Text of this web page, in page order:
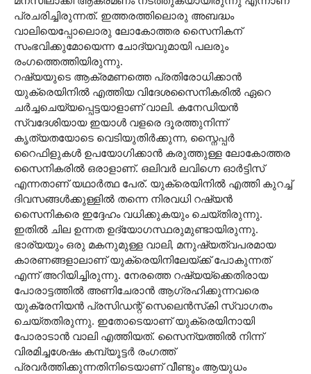
പ്രചരിച്ചിരുന്നത്. ഇത്തരത്തിലൊരു അബ‌ദ്ധം
വാലിയെപ്പോലൊരു ലോകോത്തര സെെനികന്
സംഭവിക്കുമോയെന്ന ചോദ്യവുമായി പലരും
രംഗത്തെത്തിയിരുന്നു.
റഷ്യയുടെ ആക്രമണത്തെ പ്രതിരോധിക്കാൻ
യുക്രെയിനിൽ എത്തിയ വിദേശസൈനികരിൽ ഏറെ
ചർച്ചചെയ്യപ്പെട്ടയാളാണ് വാലി. കനേഡിയൻ
സ്വദേശിയായ ഇയാൾ വളരെ ദൂരത്തുനിന്ന്
കൃത്യതയോടെ വെടിയുതിർക്കുന്ന, സ്നൈപ്പർ
റൈഫിളുകൾ ഉപയോഗിക്കാൻ കരുത്തുള്ള ലോകോത്തര
സൈനികരിൽ ഒരാളാണ്. ഒലിവർ ലവിഗ്നെ ഓർട്ടിസ്
എന്നതാണ് യഥാർത്ഥ പേര്. യുക്രെയിനിൽ എത്തി കുറച്ച്
ദിവസങ്ങൾക്കുള്ളിൽ തന്നെ നിരവധി റഷ്യൻ
സെെനികരെ ഇദ്ദേഹം വധിക്കുകയും ചെയ്തിരുന്നു.
ഇതിൽ ചില ഉന്നത ഉദ്യോഗസ്ഥരുമുണ്ടായിരുന്നു.
ഭാര്യയും ഒരു മകനുമുള്ള വാലി, മനുഷ്യത്വപരമായ
കാരണങ്ങളാലാണ് യുക്രെയിനിലേയ്ക്ക് പോകുന്നത്
എന്ന് അറിയിച്ചിരുന്നു. നേരത്തെ റഷ്യയ്‌ക്കെതിരായ
പോരാട്ടത്തിൽ അണിചേരാൻ ആഗ്രഹിക്കുന്നവരെ
യുക്രേനിയൻ പ്രസിഡന്റ് സെലെൻസ്‌കി സ്വാഗതം
ചെയ്തതിരുന്നു. ഇതോടെയാണ് യുക്രെയിനായി
പോരാടാൻ വാലി എത്തിയത്. സൈന്യത്തിൽ നിന്ന്
വിരമിച്ചശേഷം കമ്പ്യൂട്ടർ രംഗത്ത്
പ്രവർത്തിക്കുന്നതിനിടെയാണ് വീണ്ടും ആയുധം